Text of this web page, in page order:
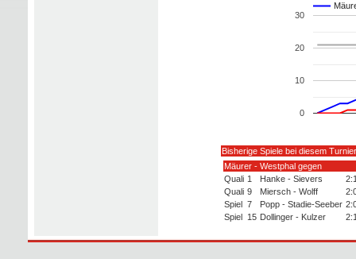
0
10
20
30
Bisherige Spiele bei diesem Turnier
Mäurer - Westphal gegen
Quali 1 Hanke - Sievers
Quali 9 Miersch - Wolff
Spiel 7 Popp - Stadie-Seeber
Spiel
15 Dollinger - Kulzer